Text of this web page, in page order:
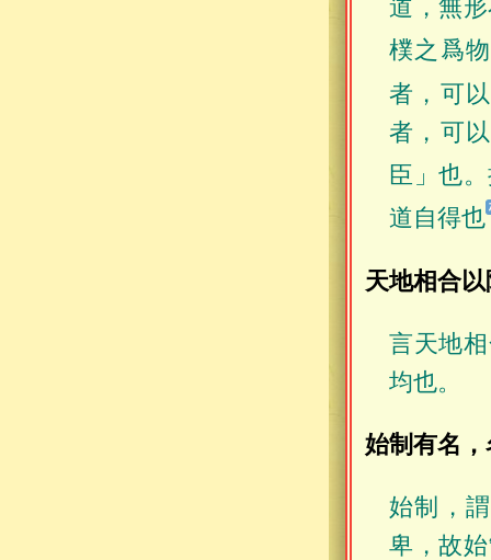
道，無
樸之爲
者，可
者，可
臣」也
道自得也
天地相合
言天地
均也。
始制有名
始制，
卑，故